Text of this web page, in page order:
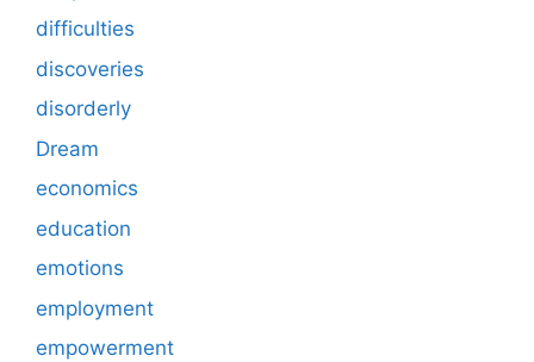
difficulties
discoveries
disorderly
Dream
economics
education
emotions
employment
empowerment